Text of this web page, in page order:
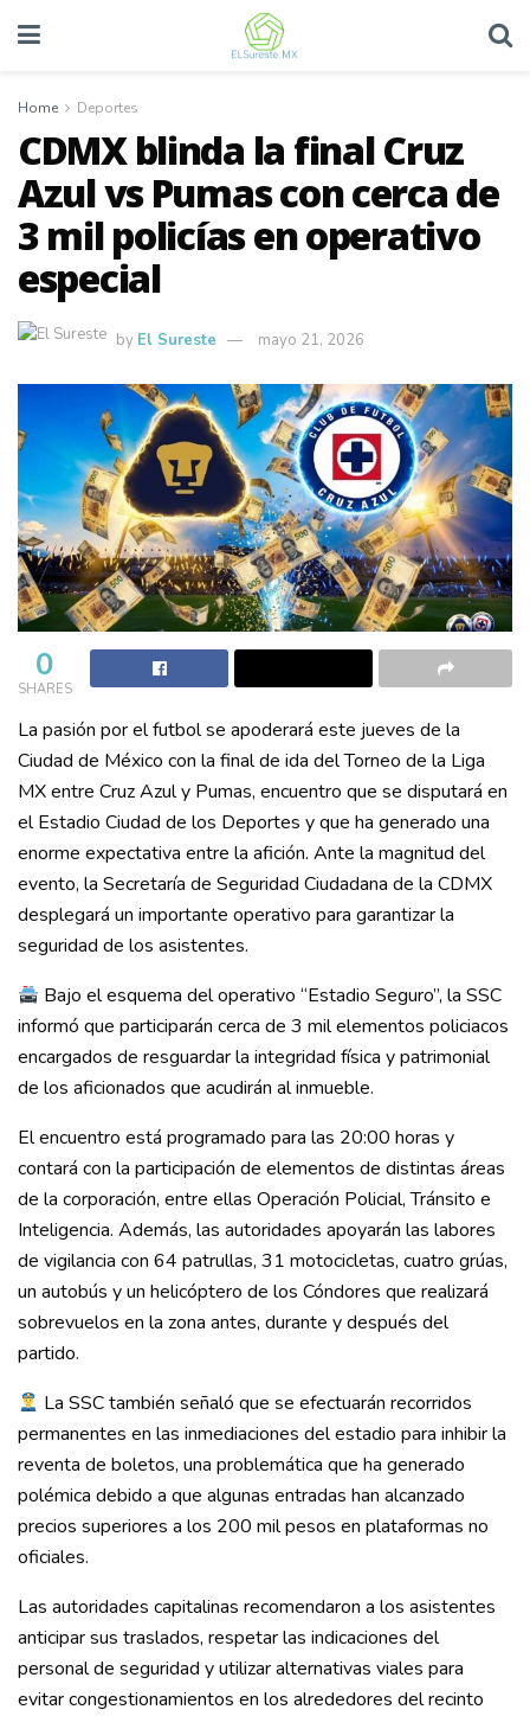
Home Deportes
CDMX blinda la final Cruz
Azul vs Pumas con cerca de
3 mil policías en operativo
especial
by El Sureste mayo 21, 2026
0
SHARES
La pasión por el futbol se apoderará este jueves de la
Ciudad de México con la final de ida del Torneo de la Liga
MX entre Cruz Azul y Pumas, encuentro que se disputará en
el Estadio Ciudad de los Deportes y que ha generado una
enorme expectativa entre la afición. Ante la magnitud del
evento, la Secretaría de Seguridad Ciudadana de la CDMX
desplegará un importante operativo para garantizar la
seguridad de los asistentes.
Bajo el esquema del operativo “Estadio Seguro”, la SSC
informó que participarán cerca de 3 mil elementos policiacos
encargados de resguardar la integridad física y patrimonial
de los aficionados que acudirán al inmueble.
El encuentro está programado para las 20:00 horas y
contará con la participación de elementos de distintas áreas
de la corporación, entre ellas Operación Policial, Tránsito e
Inteligencia. Además, las autoridades apoyarán las labores
de vigilancia con 64 patrullas, 31 motocicletas, cuatro grúas,
un autobús y un helicóptero de los Cóndores que realizará
sobrevuelos en la zona antes, durante y después del
partido.
La SSC también señaló que se efectuarán recorridos
permanentes en las inmediaciones del estadio para inhibir la
reventa de boletos, una problemática que ha generado
polémica debido a que algunas entradas han alcanzado
precios superiores a los 200 mil pesos en plataformas no
oficiales.
Las autoridades capitalinas recomendaron a los asistentes
anticipar sus traslados, respetar las indicaciones del
personal de seguridad y utilizar alternativas viales para
evitar congestionamientos en los alrededores del recinto